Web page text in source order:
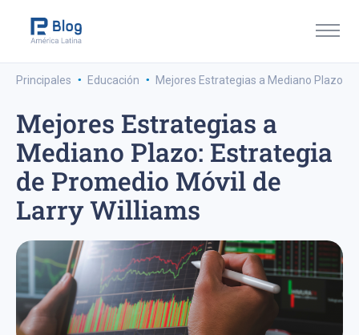
Principales · Educación · Mejores Estrategias a Mediano Plazo:
Mejores Estrategias a
Mediano Plazo: Estrategia
de Promedio Móvil de
Larry Williams